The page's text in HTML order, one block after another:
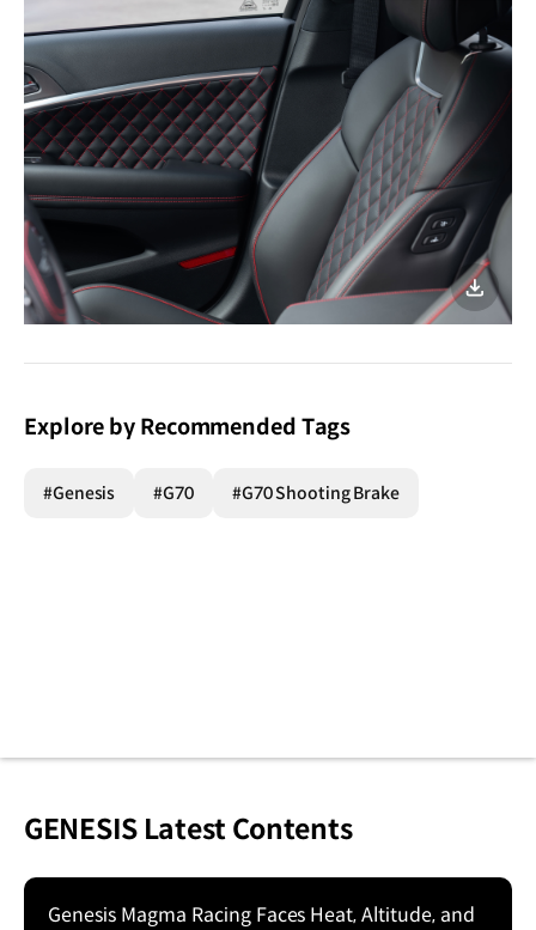
이미지
다운로드
Explore by Recommended Tags
#Genesis #G70 #G70 Shooting Brake
GENESIS Latest Contents
Genesis Magma Racing Faces Heat, Altitude, and